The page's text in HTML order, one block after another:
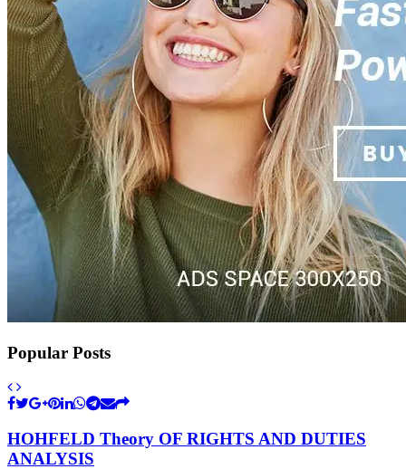
Popular Posts
HOHFELD Theory OF RIGHTS AND DUTIES
ANALYSIS